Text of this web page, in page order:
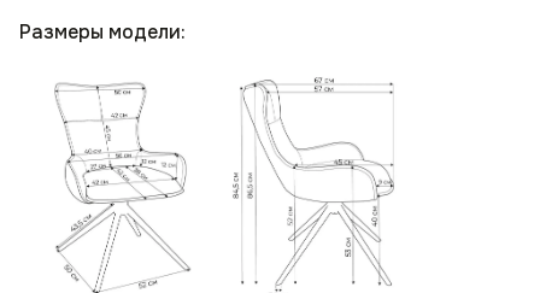
Размеры модели: